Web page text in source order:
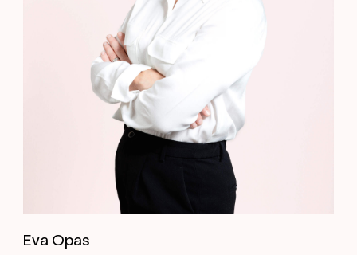
Eva Opas